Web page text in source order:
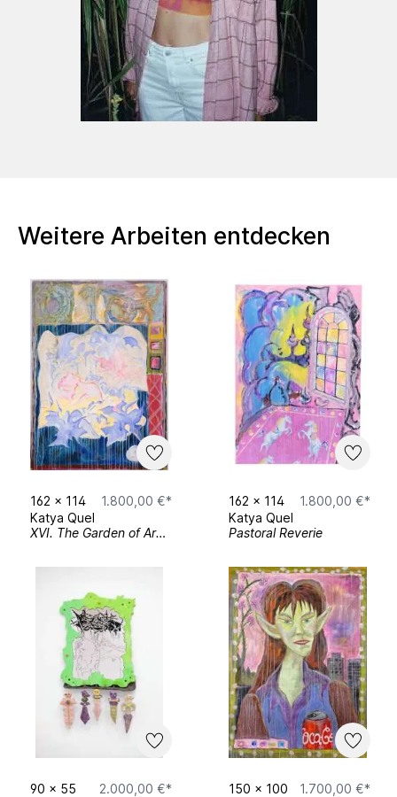
Weitere Arbeiten entdecken
162 x 114
1.800,00 €*
Katya Quel
XVI. The Garden of Arcadia series
162 x 114
1.800,00 €*
Katya Quel
Pastoral Reverie
90 x 55
2.000,00 €*
150 x 100
1.700,00 €*